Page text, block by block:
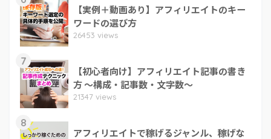
【実例＋動画あり】アフィリエイトのキー
ワードの選び方
26453 views
7
【初心者向け】アフィリエイト記事の書き
方 ～構成・記事数・文字数～
21347 views
8
アフィリエイトで稼げるジャンル、稼げな